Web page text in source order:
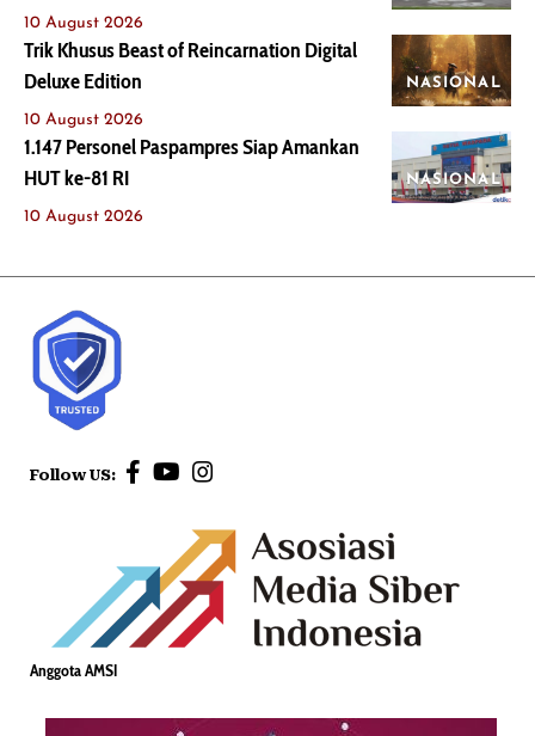
10 August 2026
NASIONAL
Trik Khusus Beast of Reincarnation Digital
Deluxe Edition
10 August 2026
NASIONAL
1.147 Personel Paspampres Siap Amankan
HUT ke-81 RI
10 August 2026
Follow US:
Anggota AMSI